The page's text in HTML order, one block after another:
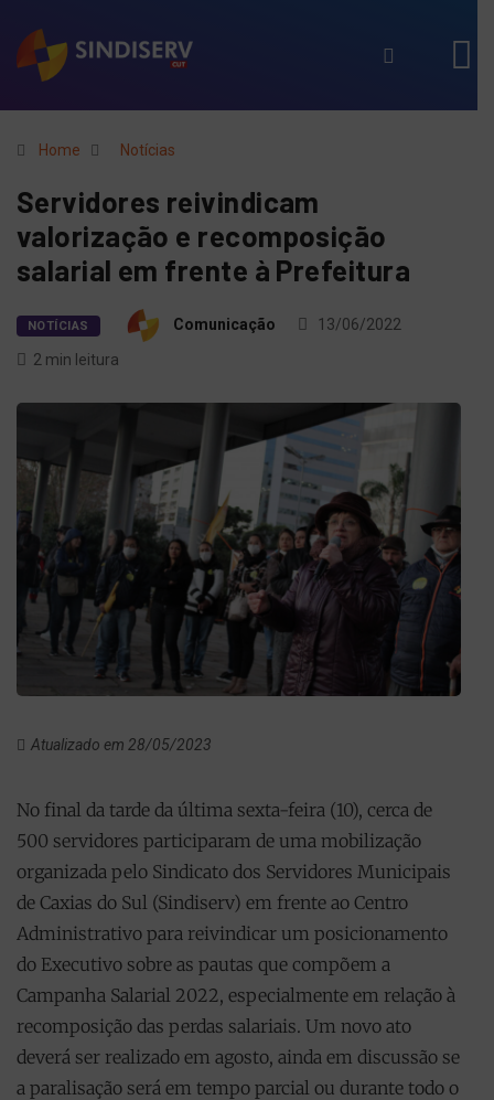
Home Notícias
Servidores reivindicam
valorização e recomposição
salarial em frente à Prefeitura
NOTÍCIAS Comunicação
13/06/2022
2 min leitura
Atualizado em 28/05/2023
No final da tarde da última sexta-feira (10), cerca de
500 servidores participaram de uma mobilização
organizada pelo Sindicato dos Servidores Municipais
de Caxias do Sul (Sindiserv) em frente ao Centro
Administrativo para reivindicar um posicionamento
do Executivo sobre as pautas que compõem a
Campanha Salarial 2022, especialmente em relação à
recomposição das perdas salariais. Um novo ato
deverá ser realizado em agosto, ainda em discussão se
a paralisação será em tempo parcial ou durante todo o